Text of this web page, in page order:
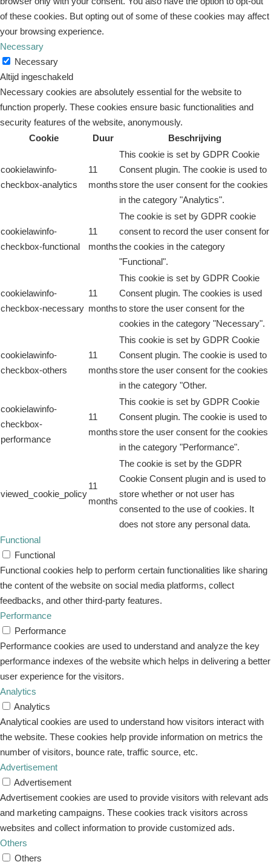
of these cookies. But opting out of some of these cookies may affect
your browsing experience.
Necessary
Necessary
Altijd ingeschakeld
Necessary cookies are absolutely essential for the website to
function properly. These cookies ensure basic functionalities and
security features of the website, anonymously.
Cookie
Duur Beschrijving
cookielawinfo-
checkbox-analytics
11
months
This cookie is set by GDPR Cookie
Consent plugin. The cookie is used to
store the user consent for the cookies
in the category "Analytics".
cookielawinfo-
checkbox-functional
11
months
The cookie is set by GDPR cookie
consent to record the user consent for
the cookies in the category
"Functional".
cookielawinfo-
checkbox-necessary
11
months
This cookie is set by GDPR Cookie
Consent plugin. The cookies is used
to store the user consent for the
cookies in the category "Necessary".
cookielawinfo-
checkbox-others
11
months
This cookie is set by GDPR Cookie
Consent plugin. The cookie is used to
store the user consent for the cookies
in the category "Other.
cookielawinfo-
checkbox-
performance
11
months
This cookie is set by GDPR Cookie
Consent plugin. The cookie is used to
store the user consent for the cookies
in the category "Performance".
viewed_cookie_policy
11
months
The cookie is set by the GDPR
Cookie Consent plugin and is used to
store whether or not user has
consented to the use of cookies. It
does not store any personal data.
Functional
Functional
Functional cookies help to perform certain functionalities like sharing
the content of the website on social media platforms, collect
feedbacks, and other third-party features.
Performance
Performance
Performance cookies are used to understand and analyze the key
performance indexes of the website which helps in delivering a better
user experience for the visitors.
Analytics
Analytics
Analytical cookies are used to understand how visitors interact with
the website. These cookies help provide information on metrics the
number of visitors, bounce rate, traffic source, etc.
Advertisement
Advertisement
Advertisement cookies are used to provide visitors with relevant ads
and marketing campaigns. These cookies track visitors across
websites and collect information to provide customized ads.
Others
Others